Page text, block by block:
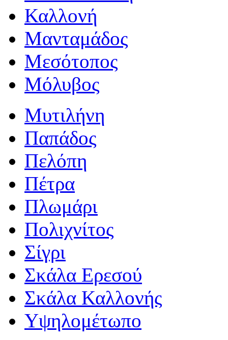
Καλλονή
Μανταμάδος
Μεσότοπος
Μόλυβος
Μυτιλήνη
Παπάδος
Πελόπη
Πέτρα
Πλωμάρι
Πολιχνίτος
Σίγρι
Σκάλα Ερεσού
Σκάλα Καλλονής
Υψηλομέτωπο